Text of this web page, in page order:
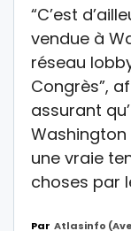
“C’est
vendue à
réseau
Congrès”,
assurant
Washington
une vraie
choses par
Par Atlasinfo